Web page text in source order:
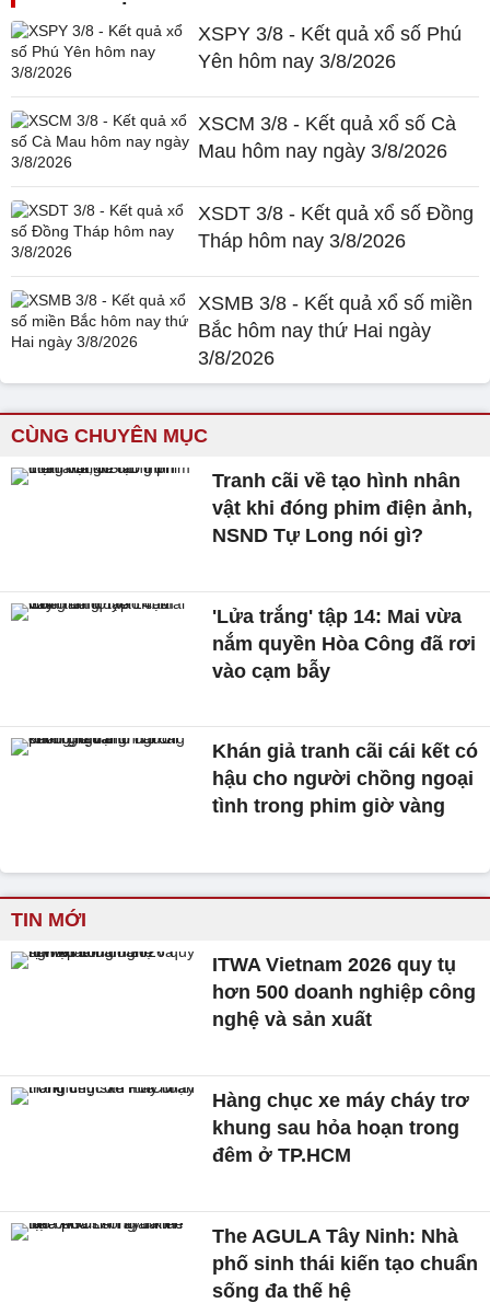
XSPY 3/8 - Kết quả xổ số Phú
Yên hôm nay 3/8/2026
XSCM 3/8 - Kết quả xổ số Cà
Mau hôm nay ngày 3/8/2026
XSDT 3/8 - Kết quả xổ số Đồng
Tháp hôm nay 3/8/2026
XSMB 3/8 - Kết quả xổ số miền
Bắc hôm nay thứ Hai ngày
3/8/2026
CÙNG CHUYÊN MỤC
Tranh cãi về tạo hình nhân
vật khi đóng phim điện ảnh,
NSND Tự Long nói gì?
'Lửa trắng' tập 14: Mai vừa
nắm quyền Hòa Công đã rơi
vào cạm bẫy
Khán giả tranh cãi cái kết có
hậu cho người chồng ngoại
tình trong phim giờ vàng
TIN MỚI
ITWA Vietnam 2026 quy tụ
hơn 500 doanh nghiệp công
nghệ và sản xuất
Hàng chục xe máy cháy trơ
khung sau hỏa hoạn trong
đêm ở TP.HCM
The AGULA Tây Ninh: Nhà
phố sinh thái kiến tạo chuẩn
sống đa thế hệ